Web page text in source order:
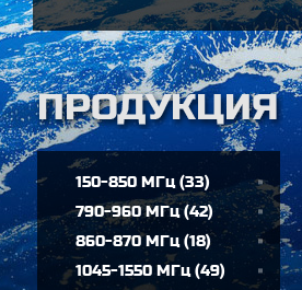
150-850 МГц(33)
790-960 МГц(42)
860-870 МГц(18)
1045-1550 МГц(49)